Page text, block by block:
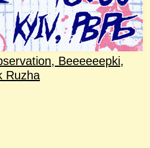
Beeeeeepki,
Ruzha